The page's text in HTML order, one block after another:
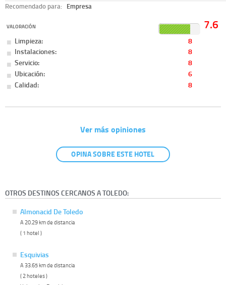
Recomendado para: Empresa
VALORACIÓN 7.6
Limpieza:
8
Instalaciones:
8
Servicio:
8
Ubicación:
6
Calidad:
8
Ver más opiniones
OPINA SOBRE ESTE HOTEL
OTROS DESTINOS CERCANOS A TOLEDO:
Almonacid De Toledo
A 20.29 km de distancia
( 1 hotel )
Esquivias
A 33.65 km de distancia
( 2 hoteles )